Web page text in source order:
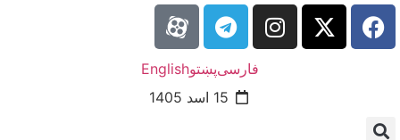
فارسیپښتوEnglish
15 اسد 1405